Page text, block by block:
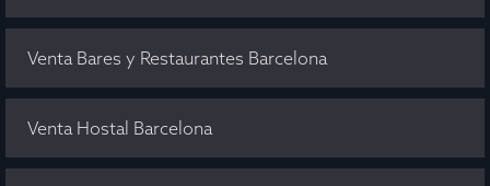
Venta Bares y Restaurantes Barcelona
Venta Hostal Barcelona